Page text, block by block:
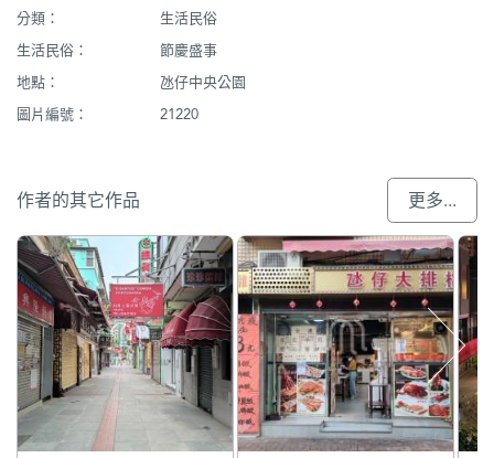
分類：
生活民俗
生活民俗：
節慶盛事
地點：
氹仔中央公園
圖片編號：
21220
作者的其它作品 更多...